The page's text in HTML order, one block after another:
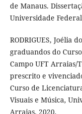
de Manaus.
Universidade
RODRIGUES, Joélia
graduandos do
Campo UFT
prescrito e
Curso de
Visuais e Música,
Arraias, 2020.